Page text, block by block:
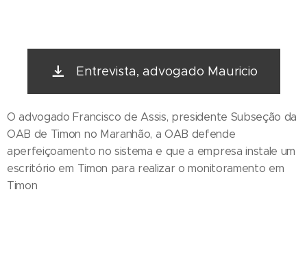
Entrevista, advogado Mauricio
O advogado Francisco de Assis, presidente Subseção da
OAB de Timon no Maranhão, a OAB defende
aperfeiçoamento no sistema e que a empresa instale um
escritório em Timon para realizar o monitoramento em
Timon